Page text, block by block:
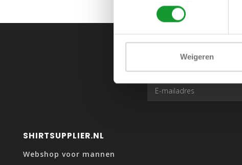
Weigeren
SHIRTSUPPLIER.NL
Webshop voor mannen